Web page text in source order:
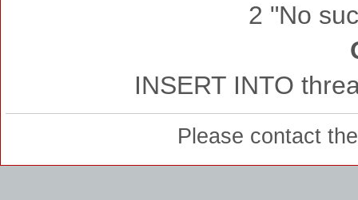
2 "No
INSERT INTO
Please contact